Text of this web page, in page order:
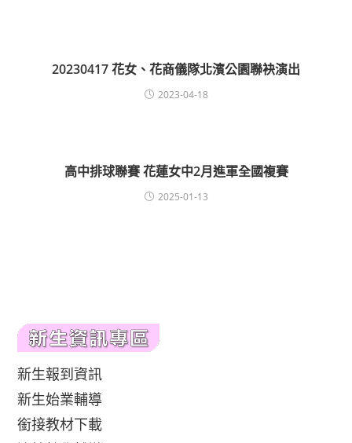
20230417 花女、花商儀隊北濱公園聯袂演出
2023-04-18
高中排球聯賽 花蓮女中2月進軍全國複賽
2025-01-13
新生報到資訊
新生始業輔導
銜接教材下載